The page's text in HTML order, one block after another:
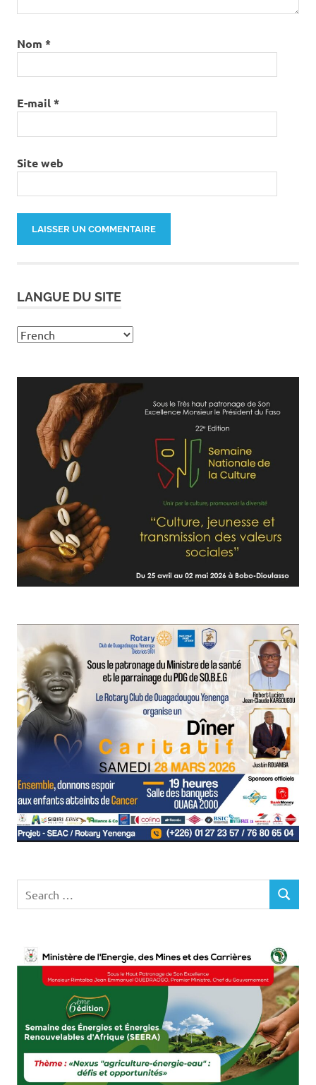
Nom *
E-mail*
Site web
LANGUE DU SITE
for:
SEARCH